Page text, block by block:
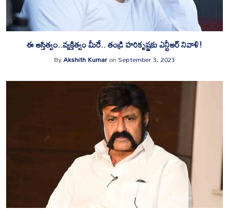
ఈ ఆస్తిత్వం..వ్యక్తిత్వం మీరే.. తండ్రి హరికృష్ణకు ఎన్టీఆర్‌ నివాళి!
ByAkshith KumaronSeptember 3, 2023